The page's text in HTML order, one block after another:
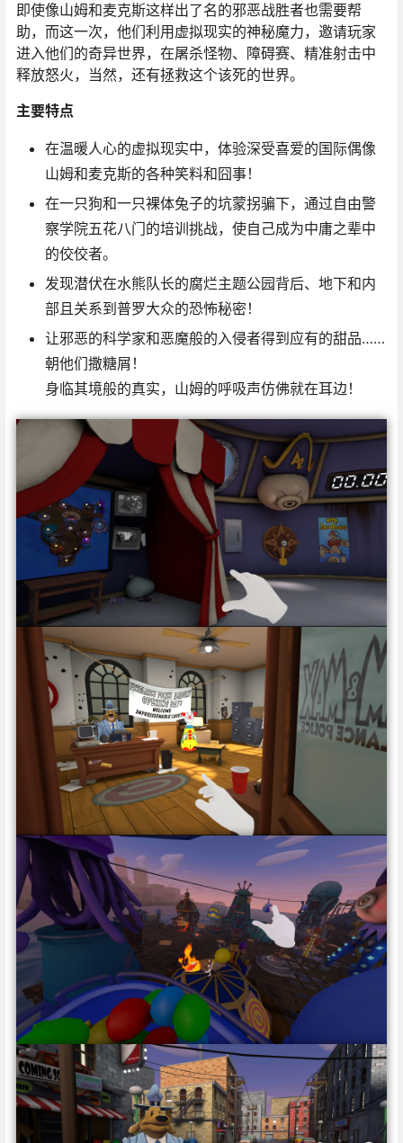
即使像山姆和麦克斯这样出了名的邪恶战胜者也需要帮
助，而这一次，他们利用虚拟现实的神秘魔力，邀请玩家
进入他们的奇异世界，在屠杀怪物、障碍赛、精准射击中
释放怒火，当然，还有拯救这个该死的世界。
主要特点
在温暖人心的虚拟现实中，体验深受喜爱的国际偶像
山姆和麦克斯的各种笑料和囧事！
在一只狗和一只裸体兔子的坑蒙拐骗下，通过自由警
察学院五花八门的培训挑战，使自己成为中庸之辈中
的佼佼者。
发现潜伏在水熊队长的腐烂主题公园背后、地下和内
部且关系到普罗大众的恐怖秘密！
让邪恶的科学家和恶魔般的入侵者得到应有的甜品……
朝他们撒糖屑！
身临其境般的真实，山姆的呼吸声仿佛就在耳边！